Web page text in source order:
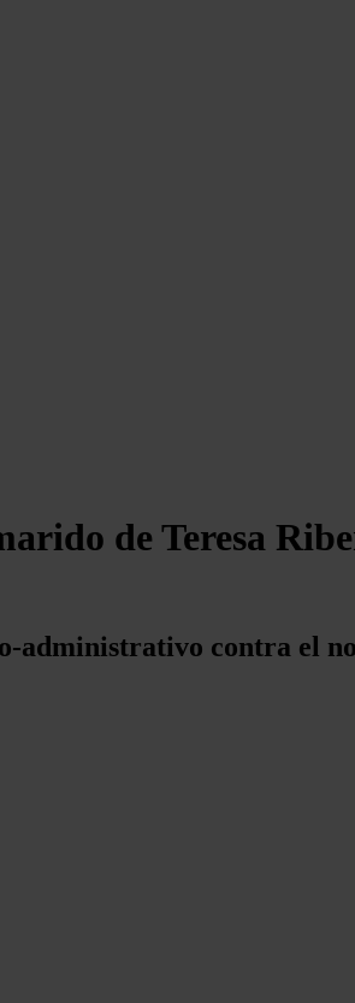
de Teresa
administrativo contra el